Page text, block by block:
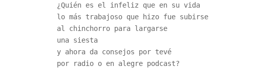
¿Quién es el infeliz que en su vida
lo más trabajoso que hizo fue subirse
al chinchorro para largarse
una siesta
y ahora da consejos por tevé
por radio o en alegre podcast?